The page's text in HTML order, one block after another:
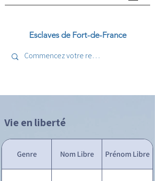
Esclaves de Fort-de-France
Vie en liberté
Genre Nom Libre Prénom Libre